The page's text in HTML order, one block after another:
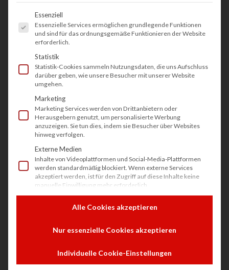
DRUCKER WARTEN NICHT.
Drucker, Kopierer, Plotter, Toner & Tinte
Unsere Lösungen
Unser Shop
Unser Service
Druckersicherheit in Unternehmen
Es folgt eine Liste der Service-Gruppen,
Essenziell
Essenzielle Services ermöglichen grundlegende Funktionen
und sind für das ordnungsgemäße Funktionieren der Website
erforderlich.
Statistik
Statistik-Cookies sammeln Nutzungsdaten, die uns Aufschluss
darüber geben, wie unsere Besucher mit unserer Website
umgehen.
Marketing
Marketing Services werden von Drittanbietern oder
Herausgebern genutzt, um personalisierte Werbung
anzuzeigen. Sie tun dies, indem sie Besucher über Websites
hinweg verfolgen.
Externe Medien
Inhalte von Videoplattformen und Social-Media-Plattformen
werden standardmäßig blockiert. Wenn externe Services
akzeptiert werden, ist für den Zugriff auf diese Inhalte keine
manuelle Einwilligung mehr erforderlich.
Alle Cookies akzeptieren
Nur essenzielle Cookies akzeptieren
Individuelle Cookie-Einstellungen